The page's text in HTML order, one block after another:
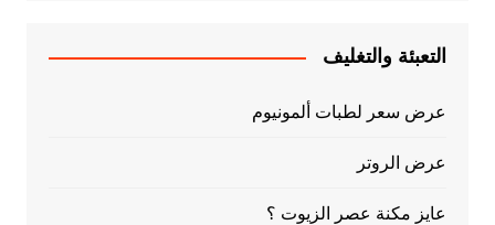
التعبئة والتغليف
عرض سعر لطبات ألمونيوم
عرض الروتر
عايز مكنة عصر الزيوت ؟